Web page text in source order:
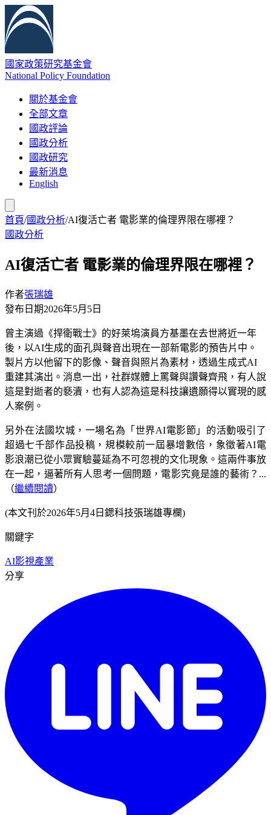
國家政策研究基金會
National Policy Foundation
關於基金會
全部文章
國政評論
國政分析
國政研究
最新消息
English
首頁/國政分析/AI復活亡者 電影業的倫理界限在哪裡？
國政分析
AI復活亡者 電影業的倫理界限在哪裡？
作者張瑞雄
發布日期2026年5月5日
曾主演過《捍衛戰士》的好萊塢演員方基墨在去世將近一年
後，以AI生成的面孔與聲音出現在一部新電影的預告片中。
製片方以他留下的影像、聲音與照片為素材，透過生成式AI
重建其演出。消息一出，社群媒體上罵聲與讚聲齊飛，有人說
這是對逝者的褻瀆，也有人認為這是科技讓遺願得以實現的感
人案例。
另外在法國坎城，一場名為「世界AI電影節」的活動吸引了
超過七千部作品投稿，規模較前一屆暴增數倍，象徵著AI電
影浪潮已從小眾實驗蔓延為不可忽視的文化現象。這兩件事放
在一起，逼著所有人思考一個問題，電影究竟是誰的藝術？...
（繼續閱讀）
(本文刊於2026年5月4日鍶科技張瑞雄專欄)
關鍵字
AI影視產業
分享